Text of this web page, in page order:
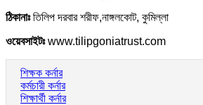
ঠিকানাঃতিলিপ দরবার শরীফ,নাঙ্গলকোট, কুমিল্লা
ওয়েবসাইটঃwww.tilipgoniatrust.com
শিক্ষক কর্নার
কর্মচারী কর্নার
শিক্ষার্থী কর্নার